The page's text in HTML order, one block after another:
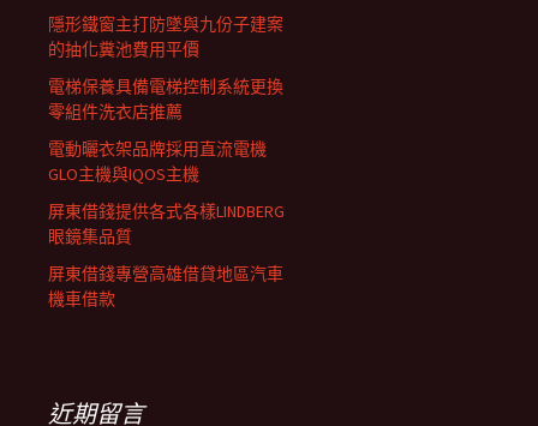
隱形鐵窗主打防墜與九份子建案
的抽化糞池費用平價
電梯保養具備電梯控制系統更換
零組件洗衣店推薦
電動曬衣架品牌採用直流電機
GLO主機與IQOS主機
屏東借錢提供各式各樣LINDBERG
眼鏡集品質
屏東借錢專營高雄借貸地區汽車
機車借款
近期留言